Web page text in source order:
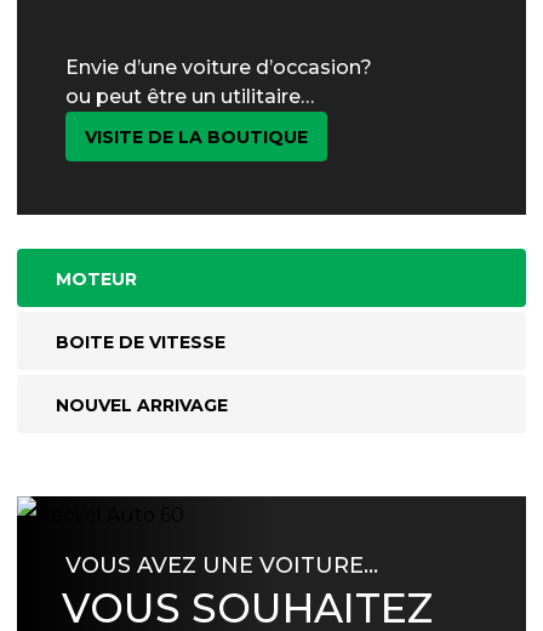
Envie d’une voiture d’occasion?
ou peut être un utilitaire…
VISITE DE LA BOUTIQUE
MOTEUR
BOITE DE VITESSE
NOUVEL ARRIVAGE
VOUS AVEZ UNE VOITURE…
VOUS SOUHAITEZ